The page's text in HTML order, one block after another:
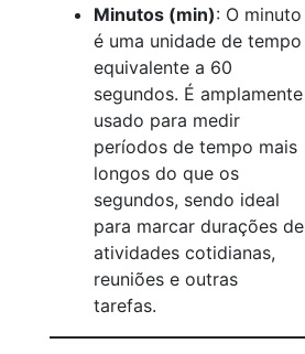
Minutos (min): O minuto
é uma unidade de tempo
equivalente a 60
segundos. É amplamente
usado para medir
períodos de tempo mais
longos do que os
segundos, sendo ideal
para marcar durações de
atividades cotidianas,
reuniões e outras
tarefas.